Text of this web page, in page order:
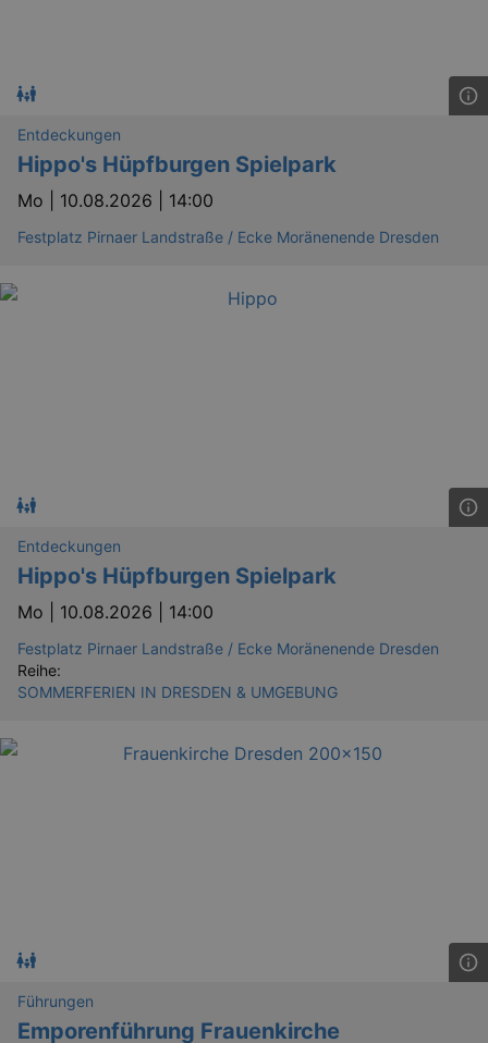
Entdeckungen
Hippo's Hüpfburgen Spielpark
Mo | 10.08.2026 | 14:00
Festplatz Pirnaer Landstraße / Ecke Moränenende Dresden
Entdeckungen
Hippo's Hüpfburgen Spielpark
Mo | 10.08.2026 | 14:00
Festplatz Pirnaer Landstraße / Ecke Moränenende Dresden
Reihe:
SOMMERFERIEN IN DRESDEN & UMGEBUNG
Führungen
Emporenführung Frauenkirche